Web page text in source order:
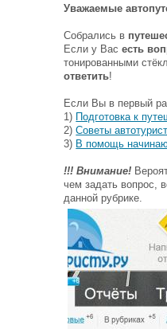
Уважаемые
Собрались в
Если у Васесть
тонированными
ответить!
Если Вы в первый
1) Подготовка к
2)Советы
3) В помощь
!!! Внимание!
чем задать вопрос,
данной рубрике.